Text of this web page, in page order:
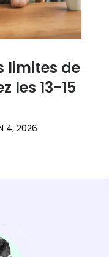
limites de
les 13-15
4, 2026